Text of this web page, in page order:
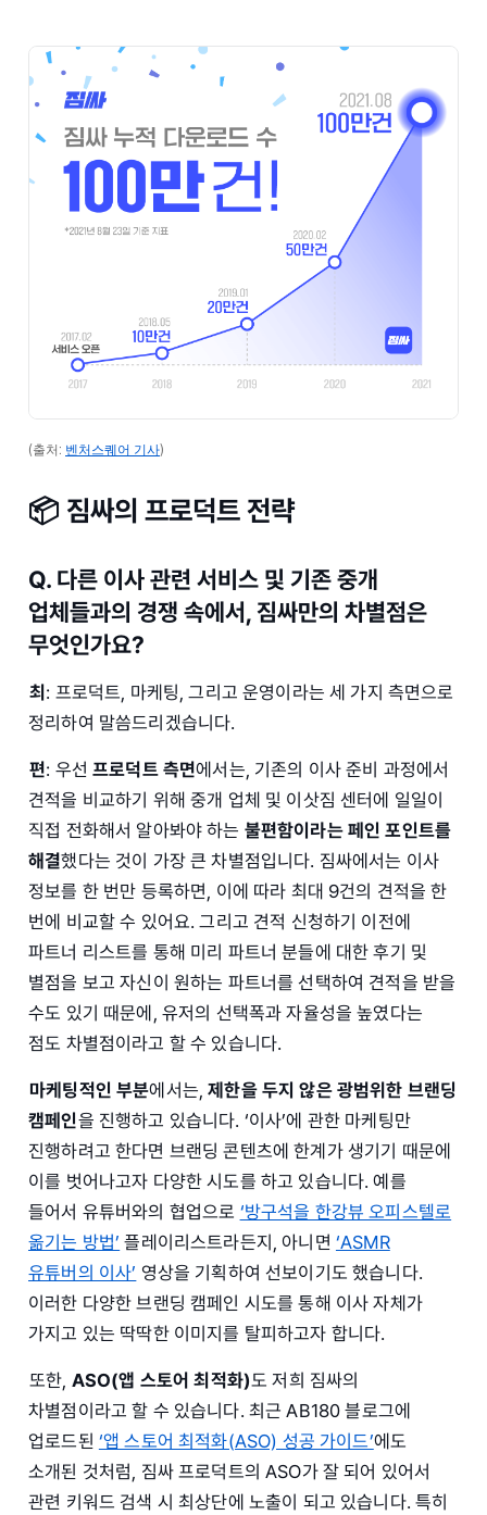
(출처: 벤처스퀘어 기사)
📦 짐싸의 프로덕트 전략
Q. 다른 이사 관련 서비스 및 기존 중개
업체들과의 경쟁 속에서, 짐싸만의 차별점은
무엇인가요?
최 : 프로덕트, 마케팅, 그리고 운영이라는 세 가지 측면으로
정리하여 말씀드리겠습니다.
편: 우선프로덕트 측면에서는, 기존의 이사 준비 과정에서
견적을 비교하기 위해 중개 업체 및 이삿짐 센터에 일일이
직접 전화해서 알아봐야 하는 불편함이라는 페인 포인트를
해결했다는 것이 가장 큰 차별점입니다. 짐싸에서는 이사
정보를 한 번만 등록하면, 이에 따라 최대 9건의 견적을 한
번에 비교할 수 있어요. 그리고 견적 신청하기 이전에
파트너 리스트를 통해 미리 파트너 분들에 대한 후기 및
별점을 보고 자신이 원하는 파트너를 선택하여 견적을 받을
수도 있기 때문에, 유저의 선택폭과 자율성을 높였다는
점도 차별점이라고 할 수 있습니다.
마케팅적인 부분에서는,제한을 두지 않은 광범위한 브랜딩
캠페인을 진행하고 있습니다. ‘이사’에 관한 마케팅만
진행하려고 한다면 브랜딩 콘텐츠에 한계가 생기기 때문에
이를 벗어나고자 다양한 시도를 하고 있습니다. 예를
들어서 유튜버와의 협업으로 ‘방구석을 한강뷰 오피스텔로
옮기는 방법’ 플레이리스트라든지, 아니면 ‘ASMR
유튜버의 이사’ 영상을 기획하여 선보이기도 했습니다.
이러한 다양한 브랜딩 캠페인 시도를 통해 이사 자체가
가지고 있는 딱딱한 이미지를 탈피하고자 합니다.
또한, ASO(앱 스토어 최적화)도 저희 짐싸의
차별점이라고 할 수 있습니다. 최근 AB180 블로그에
업로드된 ‘앱 스토어 최적화(ASO) 성공 가이드’에도
소개된 것처럼, 짐싸 프로덕트의 ASO가 잘 되어 있어서
관련 키워드 검색 시 최상단에 노출이 되고 있습니다. 특히